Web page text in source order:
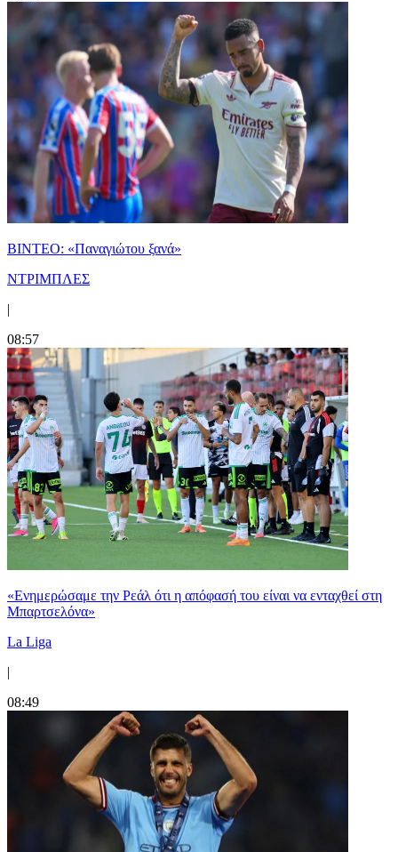
ΒΙΝΤΕΟ: «Παναγιώτου ξανά»
ΝΤΡΙΜΠΛΕΣ
|
08:57
«Ενημερώσαμε την Ρεάλ ότι η απόφασή του είναι να ενταχθεί στη
Μπαρτσελόνα»
La Liga
|
08:49